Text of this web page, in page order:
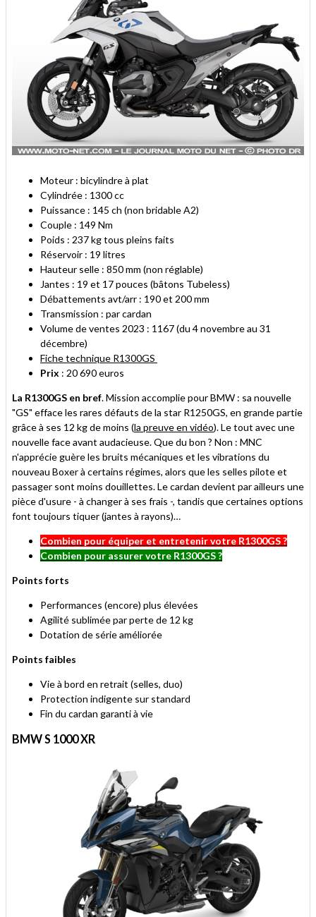
Moteur : bicylindre à plat
Cylindrée : 1300 cc
Puissance : 145 ch (non bridable A2)
Couple : 149 Nm
Poids : 237 kg tous pleins faits
Réservoir : 19 litres
Hauteur selle : 850 mm (non réglable)
Jantes : 19 et 17 pouces (bâtons Tubeless)
Débattements avt/arr : 190 et 200 mm
Transmission : par cardan
Volume de ventes 2023 : 1167 (du 4 novembre au 31
décembre)
Fiche technique R1300GS
Prix : 20 690 euros
La R1300GS en bref. Mission accomplie pour BMW : sa nouvelle
"GS" efface les rares défauts de la star R1250GS, en grande partie
grâce à ses 12 kg de moins (la preuve en vidéo). Le tout avec une
nouvelle face avant audacieuse. Que du bon ? Non : MNC
n'apprécie guère les bruits mécaniques et les vibrations du
nouveau Boxer à certains régimes, alors que les selles pilote et
passager sont moins douillettes. Le cardan devient par ailleurs une
pièce d'usure - à changer à ses frais -, tandis que certaines options
font toujours tiquer (jantes à rayons)…
Combien pour équiper et entretenir votre R1300GS ?
Combien pour assurer votre R1300GS ?
Points forts
Performances (encore) plus élevées
Agilité sublimée par perte de 12 kg
Dotation de série améliorée
Points faibles
Vie à bord en retrait (selles, duo)
Protection indigente sur standard
Fin du cardan garanti à vie
BMW S 1000 XR